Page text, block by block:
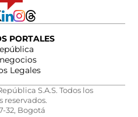
PORTALES
Legales
S.A.S. Todos los
reservados.
32, Bogotá